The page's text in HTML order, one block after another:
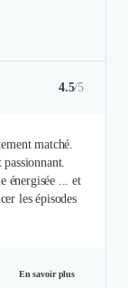
4.5/5
matché.
énergisée ... et
les épisodes
En savoir plus